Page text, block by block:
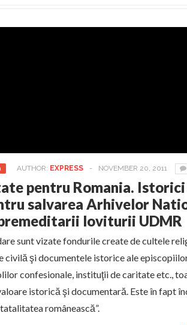
AUTHOR: EXPRESS - NOVEMBER 20, 2011
pentru Romania.
salvarea Arhivelor
loviturii UDMR
sunt vizate fondurile create de cultele
civilă şi documentele istorice ale
confesionale, instituţii de caritate etc.,
istorică şi documentară. Este în fapt
românească”.